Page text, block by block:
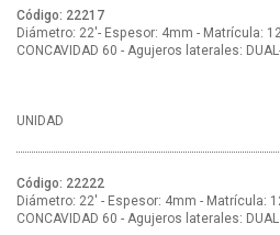
Código: 22217
Diámetro: 22'- Espesor: 4mm - Matrícula:
CONCAVIDAD 60 - Agujeros laterales:
UNIDAD
Código: 22222
Diámetro: 22' - Espesor: 4mm - Matrícula:
CONCAVIDAD 60 - Agujeros laterales: